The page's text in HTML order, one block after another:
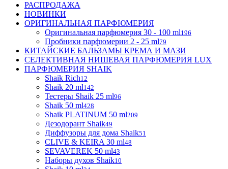
РАСПРОДАЖА
НОВИНКИ
ОРИГИНАЛЬНАЯ ПАРФЮМЕРИЯ
Оригинальная парфюмерия 30 - 100 ml196
Пробники парфюмерии 2 - 25 ml79
КИТАЙСКИЕ БАЛЬЗАМЫ КРЕМА И МАЗИ
СЕЛЕКТИВНАЯ НИШЕВАЯ ПАРФЮМЕРИЯ LUX
ПАРФЮМЕРИЯ SHAIK
Shaik Rich12
Shaik 20 ml142
Тестеры Shaik 25 ml96
Shaik 50 ml428
Shaik PLATINUM 50 ml209
Дезодорант Shaik49
Диффузоры для дома Shaik51
CLIVE & KEIRA 30 ml48
SEVAVEREK 50 ml43
Наборы духов Shaik10